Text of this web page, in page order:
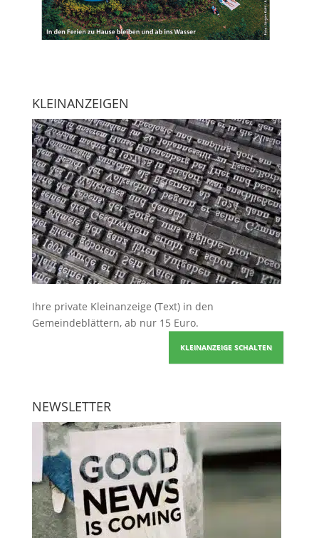
KLEINANZEIGEN
Ihre private Kleinanzeige (Text) in den
Gemeindeblättern, ab nur 15 Euro.
KLEINANZEIGE SCHALTEN
NEWSLETTER